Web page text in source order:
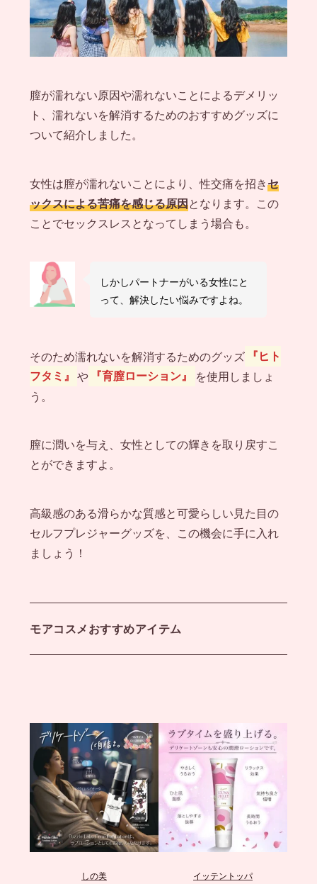
膣が濡れない原因や濡れないことによるデメリッ
ト、濡れないを解消するためのおすすめグッズに
ついて紹介しました。
女性は膣が濡れないことにより、性交痛を招きセ
ックスによる苦痛を感じる原因となります。この
ことでセックスレスとなってしまう場合も。
しかしパートナーがいる女性にと
って、解決したい悩みですよね。
そのため濡れないを解消するためのグッズ 『ヒト
フタミ』 や 『育膣ローション』
を使用しましょ
う。
膣に潤いを与え、女性としての輝きを取り戻すこ
とができますよ。
高級感のある滑らかな質感と可愛らしい見た目の
セルフプレジャーグッズを、この機会に手に入れ
ましょう！
モアコスメおすすめアイテム
しの美
イッテントッパ